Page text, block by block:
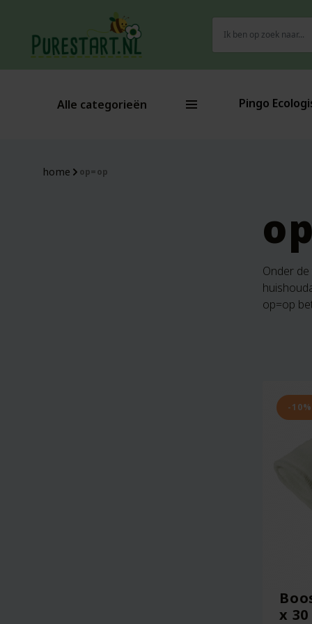
naar:
Alle categorieën Pingo
home op=op
Onder de
op=op
-10%
x